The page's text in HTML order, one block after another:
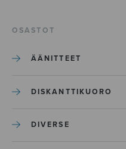
OSASTOT
ÄÄNITTEET
DISKANTTIKUORO
DIVERSE